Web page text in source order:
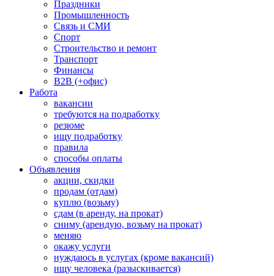
Праздники
Промышленность
Связь и СМИ
Спорт
Строительство и ремонт
Транспорт
Финансы
B2B (+офис)
Работа
вакансии
требуются на подработку
резюме
ищу подработку
правила
способы оплаты
Объявления
акции, скидки
продам (отдам)
куплю (возьму)
сдам (в аренду, на прокат)
сниму (арендую, возьму на прокат)
меняю
окажу услуги
нуждаюсь в услугах (кроме вакансий)
ищу человека (разыскивается)